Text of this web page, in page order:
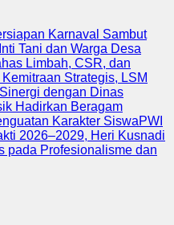
Karnaval Sambut
Tani dan Warga Desa
Limbah, CSR, dan
Strategis, LSM
dengan Dinas
Hadirkan Beragam
Karakter SiswaPWI
2026–2029, Heri Kusnadi
pada Profesionalisme dan